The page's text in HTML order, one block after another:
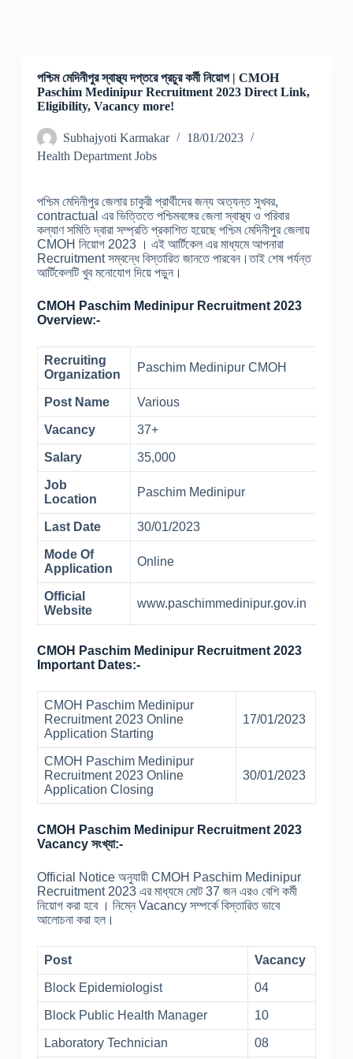
পশ্চিম মেদিনীপুর স্বাস্থ্য দপ্তরে প্রচুর কর্মী নিয়োগ | CMOH
Paschim Medinipur Recruitment 2023 Direct Link,
Eligibility, Vacancy more!
Subhajyoti Karmakar
18/01/2023
Health Department Jobs
পশ্চিম মেদিনীপুর জেলার চাকুরী প্রার্থীদের জন্য অত্যন্ত সুখবর,
contractual এর ভিত্তিতে পশ্চিমবঙ্গের জেলা স্বাস্থ্য ও পরিবার
কল্যাণ সমিতি দ্বারা সম্প্রতি প্রকাশিত হয়েছে পশ্চিম মেদিনীপুর জেলায়
CMOH নিয়োগ 2023 । এই আর্টিকেল এর মাধ্যমে আপনারা
Recruitment সম্বন্ধে বিস্তারিত জানতে পারবেন।তাই শেষ পর্যন্ত
আর্টিকেলটি খুব মনোযোগ দিয়ে পড়ুন।
CMOH Paschim Medinipur Recruitment 2023
Overview:-
Recruiting
Organization
Paschim Medinipur CMOH
Post Name Various
Vacancy 37+
Salary 35,000
Job
Location
Paschim Medinipur
Last Date 30/01/2023
Mode Of
Application
Online
Official
Website
www.paschimmedinipur.gov.in
CMOH Paschim Medinipur Recruitment 2023
Important Dates:-
CMOH Paschim Medinipur
Recruitment 2023 Online
Application Starting
17/01/2023
CMOH Paschim Medinipur
Recruitment 2023 Online
Application Closing
30/01/2023
CMOH Paschim Medinipur Recruitment 2023
Vacancy সংখ্যা:-
Official Notice অনুযায়ী CMOH Paschim Medinipur
Recruitment 2023 এর মাধ্যমে মোট 37 জন এরও বেশি কর্মী
নিয়োগ করা হবে । নিম্নে Vacancy সম্পর্কে বিস্তারিত ভাবে
আলোচনা করা হল।
Post Vacancy
Block Epidemiologist 04
Block Public Health Manager 10
Laboratory Technician 08